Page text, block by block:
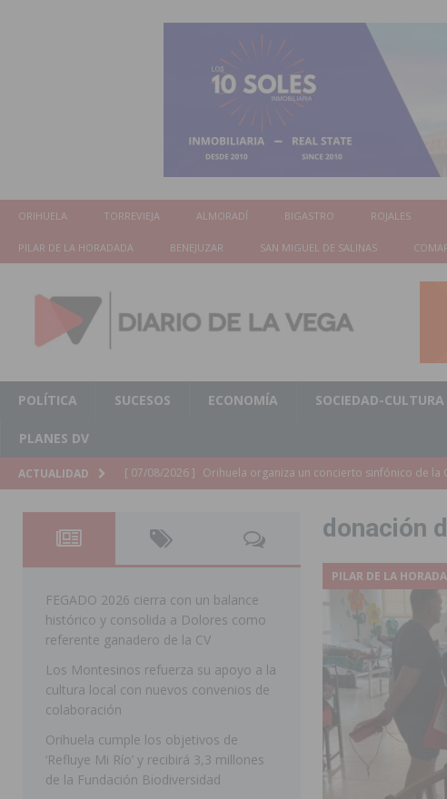
ORIHUELA TORREVIEJA ALMORADÍ BIGASTRO ROJALES
PILAR DE LA HORADADA BENEJUZAR SAN MIGUEL DE SALINAS
POLÍTICA SUCESOS ECONOMÍA SOCIEDAD-CULTURA
PLANES DV
ACTUALIDAD [ 07/08/2026 ] El Ayuntamiento de Almoradí mejora la
[ 07/08/2026 ]
Educación destina 1,2 millones adicionales al
[ 07/08/2026 ] La Policía Nacional desarticula un grupo
clonación de llaves electrónicas
[ 07/08/2026 ] Torrevieja impulsa el empleo con la
[ 07/08/2026 ] Raiguero de Bonanza alerta del riesgo de
[ 07/08/2026 ]
La Generalitat impulsa el desdoblamiento de
[ 07/08/2026 ] Benferri ya se prepara para dar comienzo a sus
donación
PILAR DE LA
FEGADO 2026 cierra con un balance
histórico y consolida a Dolores como
referente ganadero de la CV
Los Montesinos refuerza su apoyo a la
cultura local con nuevos convenios de
colaboración
Orihuela cumple los objetivos de
‘Refluye Mi Río’ y recibirá 3,3 millones
de la Fundación Biodiversidad